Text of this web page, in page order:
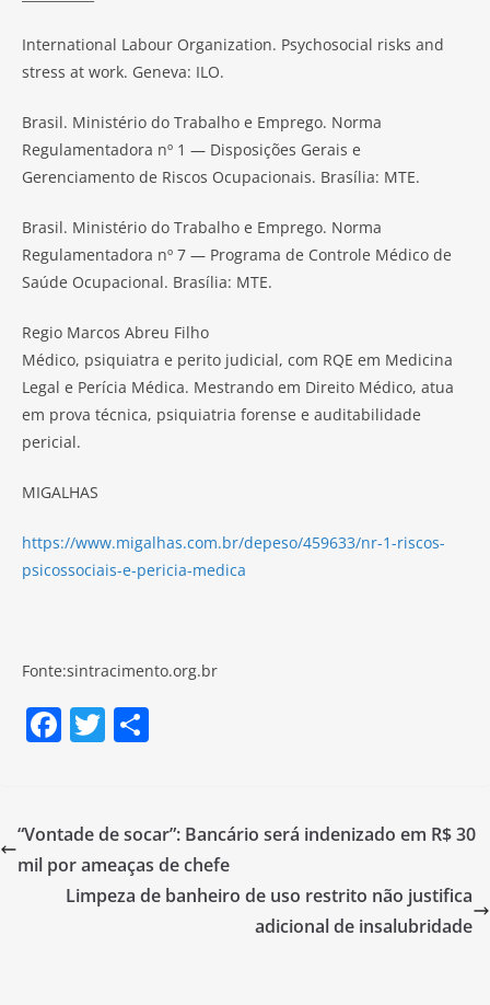
International Labour Organization. Psychosocial risks and
stress at work. Geneva: ILO.
Brasil. Ministério do Trabalho e Emprego. Norma
Regulamentadora nº 1 — Disposições Gerais e
Gerenciamento de Riscos Ocupacionais. Brasília: MTE.
Brasil. Ministério do Trabalho e Emprego. Norma
Regulamentadora nº 7 — Programa de Controle Médico de
Saúde Ocupacional. Brasília: MTE.
Regio Marcos Abreu Filho
Médico, psiquiatra e perito judicial, com RQE em Medicina
Legal e Perícia Médica. Mestrando em Direito Médico, atua
em prova técnica, psiquiatria forense e auditabilidade
pericial.
MIGALHAS
https://www.migalhas.com.br/depeso/459633/nr-1-riscos-
psicossociais-e-pericia-medica
Fonte:sintracimento.org.br
F
e
b
o
T
er e
“Vontade de socar”: Bancário será indenizado em R$ 30
mil por ameaças de chefe
Limpeza de banheiro de uso restrito não justifica
adicional de insalubridade